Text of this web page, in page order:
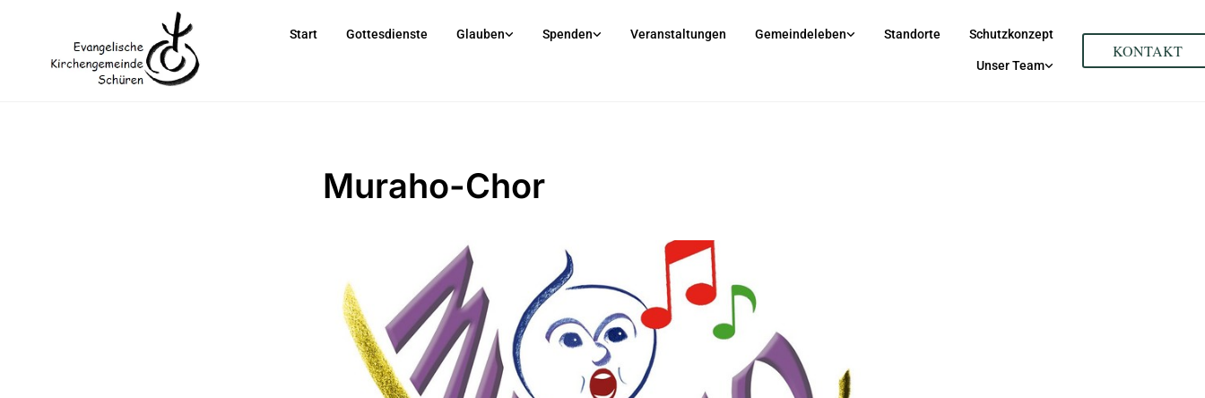
Start Gottesdienste Glauben Spenden Veranstaltungen Gemeindeleben Standorte Schutzkonzept
Unser Team
KONTAKT
Muraho-Chor